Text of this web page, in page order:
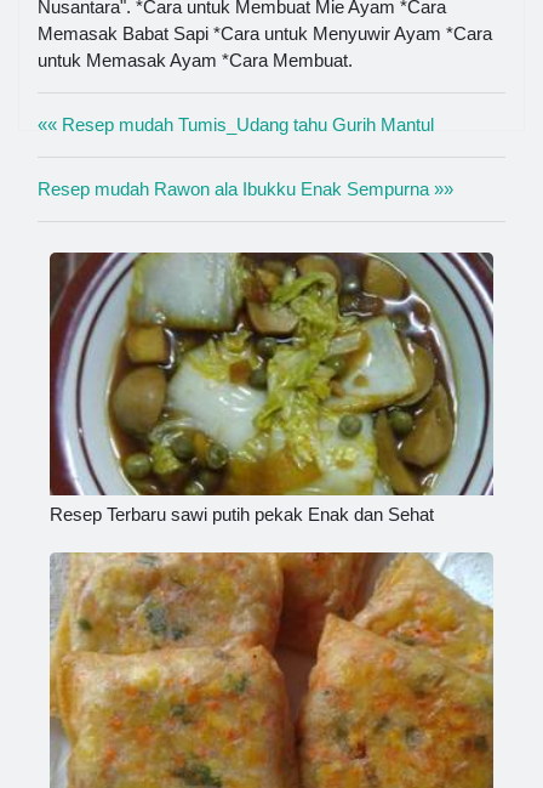
Nusantara". *Cara untuk Membuat Mie Ayam *Cara
Memasak Babat Sapi *Cara untuk Menyuwir Ayam *Cara
untuk Memasak Ayam *Cara Membuat.
«« Resep mudah Tumis_Udang tahu Gurih Mantul
Resep mudah Rawon ala Ibukku Enak Sempurna »»
Resep Terbaru sawi putih pekak Enak dan Sehat